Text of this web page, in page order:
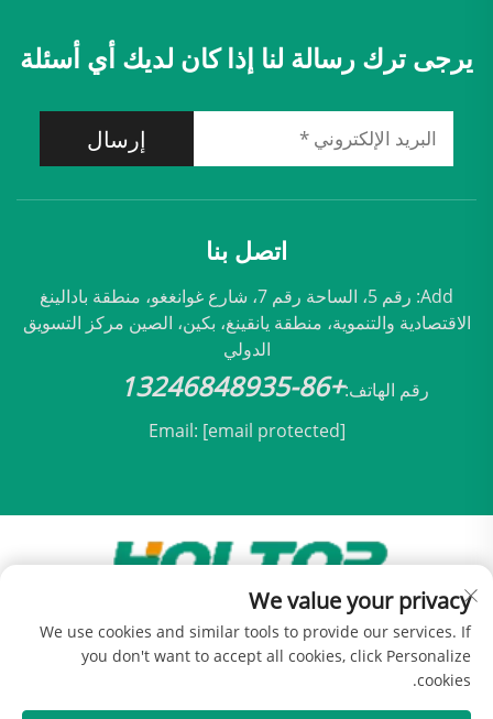
يرجى ترك رسالة لنا إذا كان لديك أي أسئلة
إرسال
اتصل بنا
Add: رقم 5، الساحة رقم 7، شارع غوانغغو، منطقة بادالينغ
الاقتصادية والتنموية، منطقة يانقينغ، بكين، الصين مركز التسويق
الدولي
رقم الهاتف:+86-13246848935
Email: [email protected]
حقوق النشر © 2025 مملوكة لشركة بكين هولتوب للتكيف
المحدودة -سياسة الخصوصية
We value your privacy
We use cookies and similar tools to provide our services. If
you don't want to accept all cookies, click Personalize
cookies.